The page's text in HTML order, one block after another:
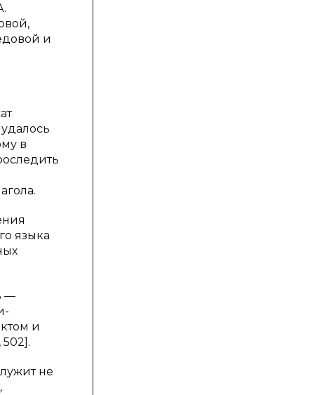
и
в
языка
—
и
не